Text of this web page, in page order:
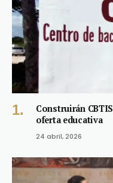
Construirán
oferta educativa
24 abril, 2026